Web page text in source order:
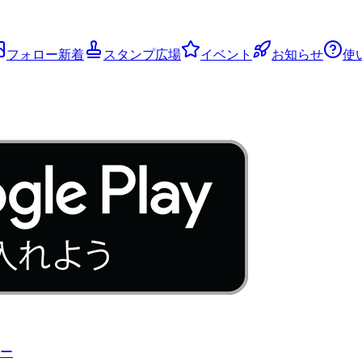
フォロー新着 スタンプ広場 イベント お知らせ 使